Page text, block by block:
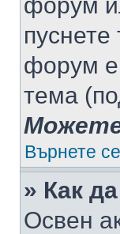
форум е
тема
Върнете
» Как
Освен